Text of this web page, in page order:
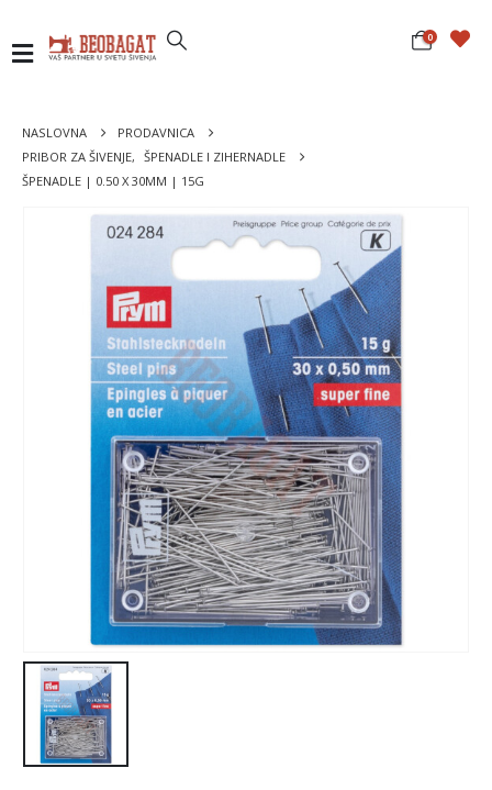
0
NASLOVNA
PRODAVNICA
PRIBOR ZA ŠIVENJE, ŠPENADLE I ZIHERNADLE
ŠPENADLE | 0.50 X 30MM | 15G